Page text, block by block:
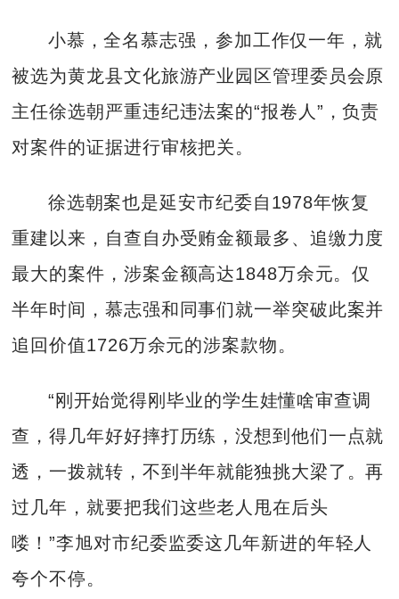
小慕，全名慕志强，参加工作仅一年，就
被选为黄龙县文化旅游产业园区管理委员会原
主任徐选朝严重违纪违法案的“报卷人”，负责
对案件的证据进行审核把关。
徐选朝案也是延安市纪委自1978年恢复
重建以来，自查自办受贿金额最多、追缴力度
最大的案件，涉案金额高达1848万余元。仅
半年时间，慕志强和同事们就一举突破此案并
追回价值1726万余元的涉案款物。
“刚开始觉得刚毕业的学生娃懂啥审查调
查，得几年好好摔打历练，没想到他们一点就
透，一拨就转，不到半年就能独挑大梁了。再
过几年，就要把我们这些老人甩在后头
喽！”李旭对市纪委监委这几年新进的年轻人
夸个不停。